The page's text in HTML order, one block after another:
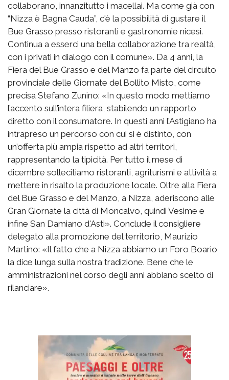
collaborano, innanzitutto i macellai. Ma come già con
“Nizza è Bagna Cauda”, c'è la possibilità di gustare il
Bue Grasso presso ristoranti e gastronomie nicesi.
Continua a esserci una bella collaborazione tra realtà,
con i privati in dialogo con il comune». Da 4 anni, la
Fiera del Bue Grasso e del Manzo fa parte del circuito
provinciale delle Giornate del Bollito Misto, come
precisa Stefano Zunino: «In questo modo mettiamo
l’accento sull’intera filiera, stabilendo un rapporto
diretto con il consumatore. In questi anni l’Astigiano ha
intrapreso un percorso con cui si è distinto, con
un’offerta più ampia rispetto ad altri territori,
rappresentando la tipicità. Per tutto il mese di
dicembre sollecitiamo ristoranti, agriturismi e attività a
mettere in risalto la produzione locale. Oltre alla Fiera
del Bue Grasso e del Manzo, a Nizza, aderiscono alle
Gran Giornate la città di Moncalvo, quindi Vesime e
infine San Damiano d'Asti». Conclude il consigliere
delegato alla promozione del territorio, Maurizio
Martino: «Il fatto che a Nizza abbiamo un Foro Boario
la dice lunga sulla nostra tradizione. Bene che le
amministrazioni nel corso degli anni abbiano scelto di
rilanciare».